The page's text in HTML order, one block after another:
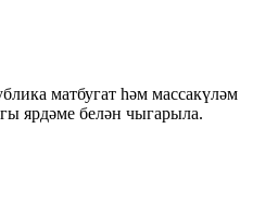
матбугат һәм массакүләм
ярдәме белән чыгарыла.